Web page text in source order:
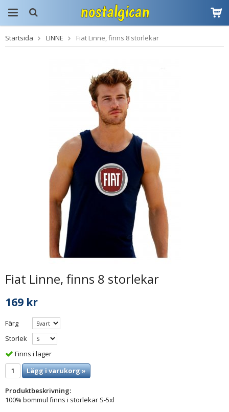
Produkten har blivit
tillagd i varukorgen
Startsida LINNE Fiat Linne, finns 8 storlekar
Fiat Linne, finns 8 storlekar
169 kr
Färg
Storlek
Finns i lager
Lägg i varukorg »
Produktbeskrivning:
100% bommul finns i storlekar S-5xl